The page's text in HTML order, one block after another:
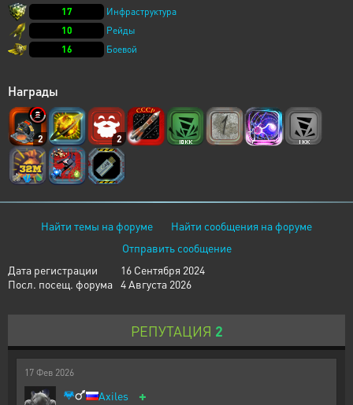
17
Инфраструктура
10
Рейды
16
Боевой
Награды
2 2
Найти темы на форуме
Найти сообщения на форуме
Отправить сообщение
Дата регистрации
16 Сентября 2024
Посл. посещ. форума 4 Августа 2026
РЕПУТАЦИЯ 2
17 Фев 2026
Axiles +